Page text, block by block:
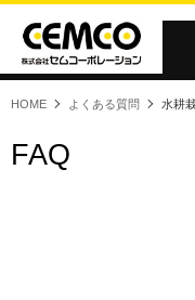
HOME よくある質問 水耕
FAQ